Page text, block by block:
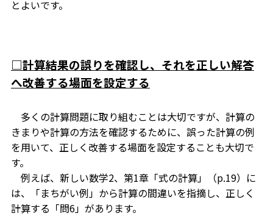
とよいです。
□計算結果の誤りを確認し、それを正しい解答
へ改善する場面を設定する
多くの計算問題に取り組むことは大切ですが、計算の
きまりや計算の方法を確認するために、誤った計算の例
を用いて、正しく改善する場面を設定することも大切で
す。
例えば、新しい数学2、第1章「式の計算」（p.19）に
は、「まちがい例」から計算の間違いを指摘し、正しく
計算する「問6」があります。